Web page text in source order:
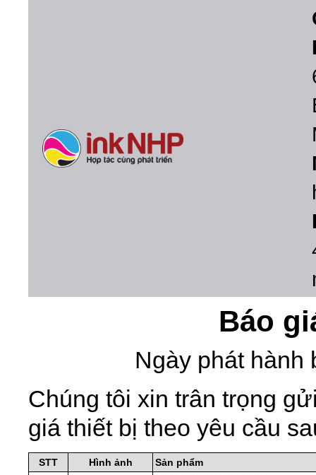
Báo
Ngày phát hành
Chúng tôi xin trân trọng
giá thiết bị theo yêu cầu
STT Hình ảnh Sản phẩm